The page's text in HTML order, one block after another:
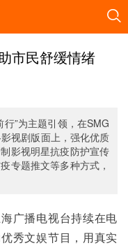
市民舒缓情绪
”为主题引领，在SMG
视剧版面上，强化优质
影视明星抗疫防护宣传
专题推文等多种方式，
广播电视台持续在电
秀文娱节目，用真实